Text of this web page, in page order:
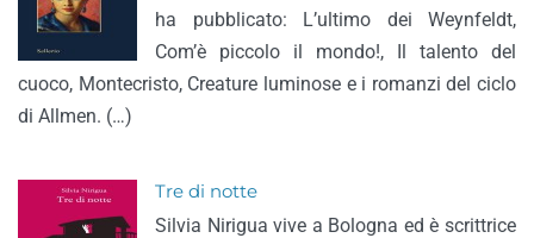
ha pubblicato: L’ultimo dei Weynfeldt,
Com’è piccolo il mondo!, Il talento del
cuoco, Montecristo, Creature luminose e i romanzi del ciclo
di Allmen. (…)
Tre di notte
Silvia Nirigua vive a Bologna ed è scrittrice